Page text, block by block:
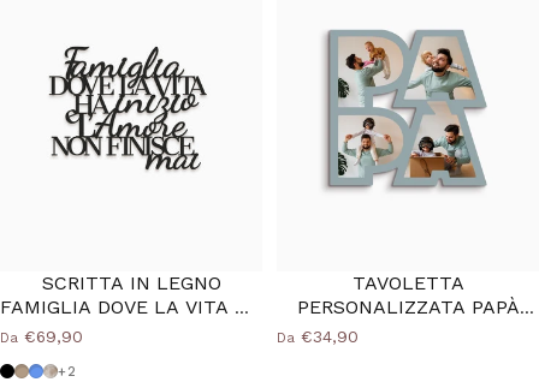
SCRITTA IN LEGNO
FAMIGLIA DOVE LA VITA HA
Da €69,90
Nero
Tortora
Azzurro Polvere
Shabby
+2
TAVOLETTA
PERSONALIZZATA PAPÀ
Da €34,90